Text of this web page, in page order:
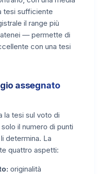
tesi sufficiente
il range più
— permette di
con una tesi
assegnato
la tesi sul voto di
il numero di punti
determina. La
quattro aspetti:
originalità